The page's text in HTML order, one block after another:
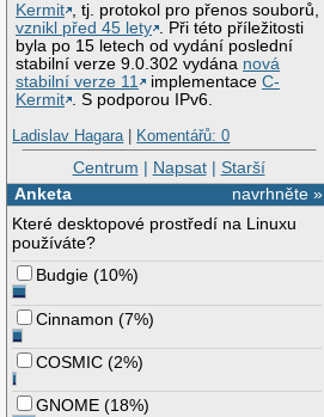
Kermit , tj. protokol pro přenos souborů,
vznikl před 45 lety . Při této příležitosti
byla po 15 letech od vydání poslední
stabilní verze 9.0.302 vydána nová
stabilní verze 11
implementaceC-
Kermit . S podporou IPv6.
Ladislav Hagara| Komentářů: 0
Centrum | Napsat| Starší
navrhněte »
Anketa
Které desktopové prostředí na Linuxu
používáte?
Budgie (10%)
Cinnamon (7%)
COSMIC (2%)
GNOME (18%)